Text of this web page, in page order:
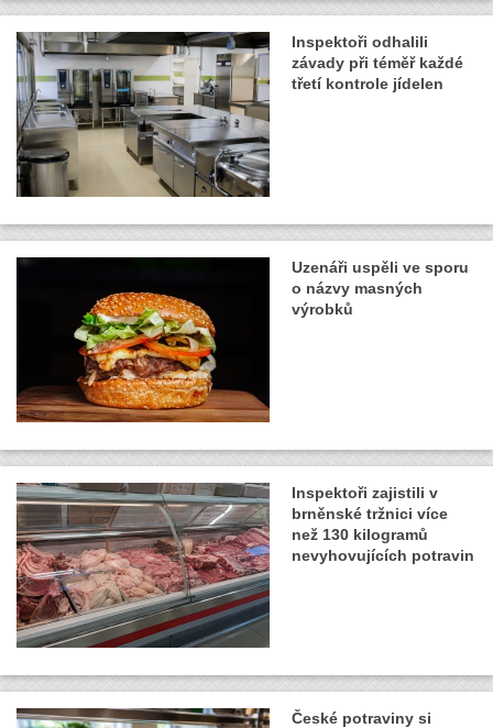
Inspektoři odhalili
závady při téměř každé
třetí kontrole jídelen
Uzenáři uspěli ve sporu
o názvy masných
výrobků
Inspektoři zajistili v
brněnské tržnici více
než 130 kilogramů
nevyhovujících potravin
České potraviny si